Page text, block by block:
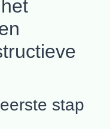
stap